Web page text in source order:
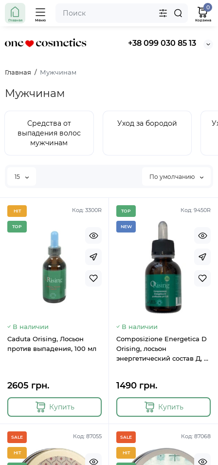
+38 099 030 85 13
Главная Меню
0
Корзина
Главная Мужчинам
Мужчинам
Средства от
выпадения волос
мужчинам
Уход за бородой
15 По умолчанию
Код: 3300R
HIT
TOP
В наличии
Caduta Orising, Лосьон
против выпадения, 100 мл
2605 грн.
Купить
Код: 9450R
TOP
NEW
В наличии
Composizione Energetica D
Orising, лосьон
энергетический состав Д, 55
1490 грн.
Купить
Код: 87055
SALE
HIT
Код: 87068
SALE
HIT